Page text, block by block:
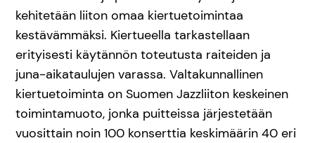
kehitetään liiton omaa kiertuetoimintaa
kestävämmäksi. Kiertueella tarkastellaan
erityisesti käytännön toteutusta raiteiden ja
juna-aikataulujen varassa. Valtakunnallinen
kiertuetoiminta on Suomen Jazzliiton keskeinen
toimintamuoto, jonka puitteissa järjestetään
vuosittain noin 100 konserttia keskimäärin 40 eri